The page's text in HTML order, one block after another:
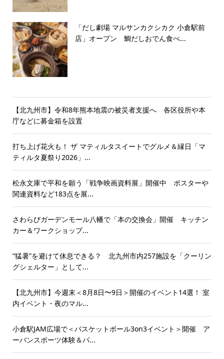
「だし劇場 マルサンカクシカク 小倉駅前
店」オープン 鯛だしおでん食べ...
【北九州市】令和8年熊本地震の被災者支援へ 各区役所や本
庁などに募金箱を設置
打ち上げ花火も！ ザ マティルタスイートでグルメ＆縁日「マ
ティルタ夏祭り2026」...
松永文庫で平和を願う「戦争映画資料展」開催中 ポスターや
関連資料など183点を展...
さわらびガーデンモール八幡で「本の交換会」開催 キッチン
カー＆ワークショップ...
“猛暑”を避けて休息できる？ 北九州市内257施設を「クーリン
グシェルター」として...
【北九州市】今週末＜8月8日〜9日＞開催のイベント14選！ 室
内イベント・夜のマル...
小倉駅JAM広場で＜バスケットボール3on3イベント＞開催 ア
ーバンスポーツ体験＆パ...